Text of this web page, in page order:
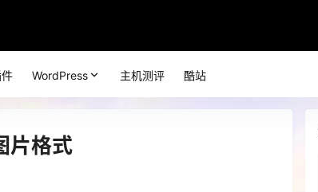
WordPress 主机测评 酷站
片格式